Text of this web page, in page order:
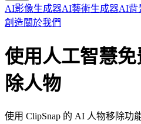
AI影像生成器AI藝術生成器AI背
創造關於我們
使用人工智慧
除人物
使用 ClipSnap 的 AI 人物移除功